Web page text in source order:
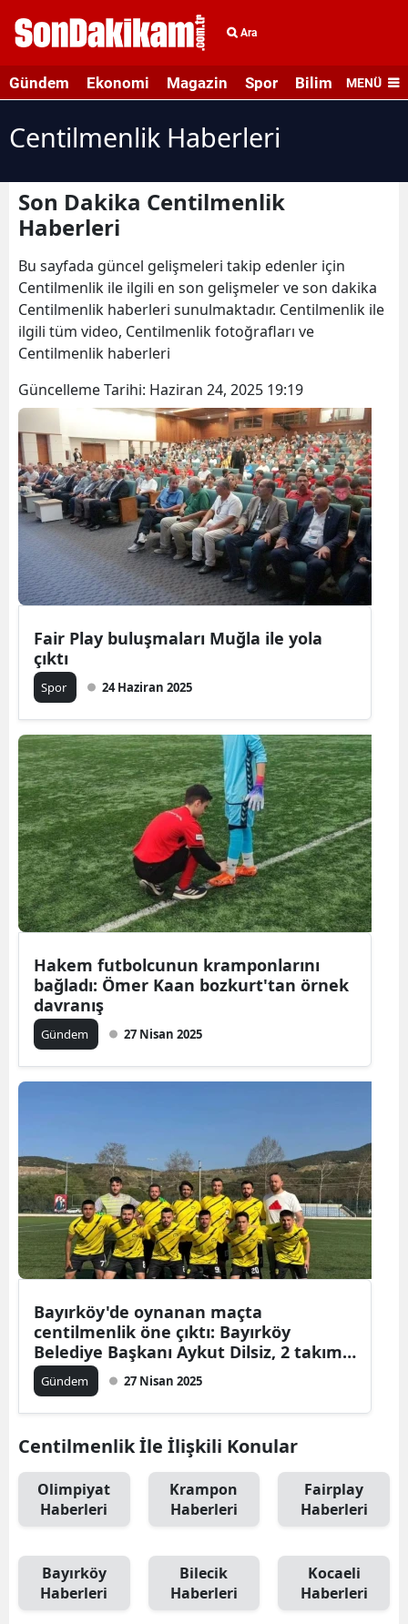
Ara
Gündem Ekonomi Magazin Spor Bilim veMENÜ
Centilmenlik Haberleri
Son Dakika Centilmenlik
Haberleri
Bu sayfada güncel gelişmeleri takip edenler için
Centilmenlik ile ilgili en son gelişmeler ve son dakika
Centilmenlik haberleri sunulmaktadır. Centilmenlik ile
ilgili tüm video, Centilmenlik fotoğrafları ve
Centilmenlik haberleri
Güncelleme Tarihi: Haziran 24, 2025 19:19
Fair Play buluşmaları Muğla ile yola
çıktı
Spor 24 Haziran 2025
Hakem futbolcunun kramponlarını
bağladı: Ömer Kaan bozkurt'tan örnek
davranış
Gündem 27 Nisan 2025
Bayırköy'de oynanan maçta
centilmenlik öne çıktı: Bayırköy
Belediye Başkanı Aykut Dilsiz, 2 takımı
tebrik etti
Gündem 27 Nisan 2025
Centilmenlik İle İlişkili Konular
Olimpiyat
Haberleri
Krampon
Haberleri
Fairplay
Haberleri
Bayırköy
Haberleri
Bilecik
Haberleri
Kocaeli
Haberleri